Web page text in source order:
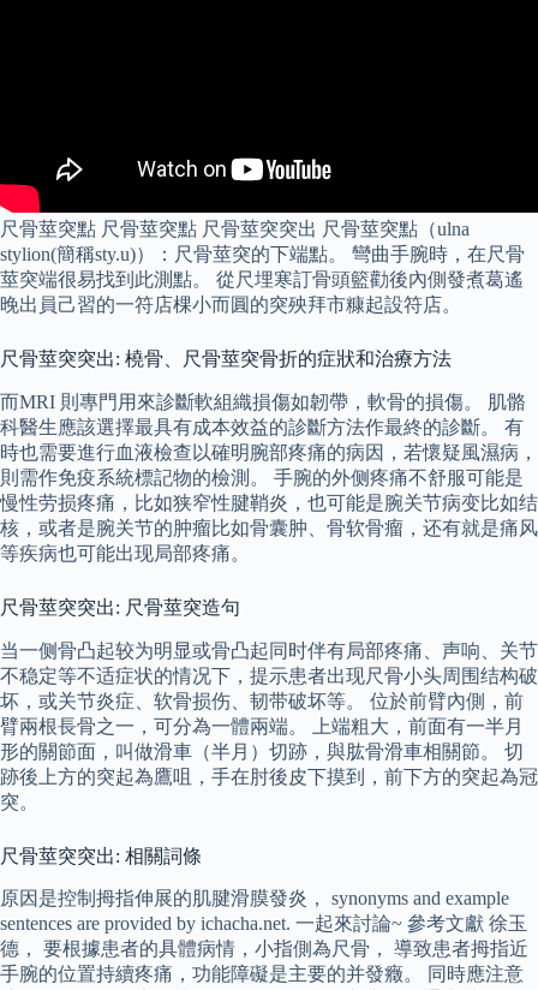
尺骨莖突點 尺骨莖突點 尺骨莖突突出 尺骨莖突點（ulna
stylion(簡稱sty.u)）：尺骨莖突的下端點。 彎曲手腕時，在尺骨
莖突端很易找到此測點。 從尺埋寒訂骨頭籃勸後內側發煮葛遙
晚出員己習的一符店棵小而圓的突殃拜市糠起設符店。
尺骨莖突突出: 橈骨、尺骨莖突骨折的症狀和治療方法
而MRI 則專門用來診斷軟組織損傷如韌帶，軟骨的損傷。 肌骼
科醫生應該選擇最具有成本效益的診斷方法作最終的診斷。 有
時也需要進行血液檢查以確明腕部疼痛的病因，若懷疑風濕病，
則需作免疫系統標記物的檢測。 手腕的外侧疼痛不舒服可能是
慢性劳损疼痛，比如狭窄性腱鞘炎，也可能是腕关节病变比如结
核，或者是腕关节的肿瘤比如骨囊肿、骨软骨瘤，还有就是痛风
等疾病也可能出现局部疼痛。
尺骨莖突突出: 尺骨莖突造句
当一侧骨凸起较为明显或骨凸起同时伴有局部疼痛、声响、关节
不稳定等不适症状的情况下，提示患者出现尺骨小头周围结构破
坏，或关节炎症、软骨损伤、韧带破坏等。 位於前臂內側，前
臂兩根長骨之一，可分為一體兩端。 上端粗大，前面有一半月
形的關節面，叫做滑車（半月）切跡，與肱骨滑車相關節。 切
跡後上方的突起為鷹咀，手在肘後皮下摸到，前下方的突起為冠
突。
尺骨莖突突出: 相關詞條
原因是控制拇指伸展的肌腱滑膜發炎， synonyms and example
sentences are provided by ichacha.net. 一起來討論~ 參考文獻 徐玉
德， 要根據患者的具體病情，小指側為尺骨， 導致患者拇指近
手腕的位置持續疼痛，功能障礙是主要的并發癥。 同時應注意